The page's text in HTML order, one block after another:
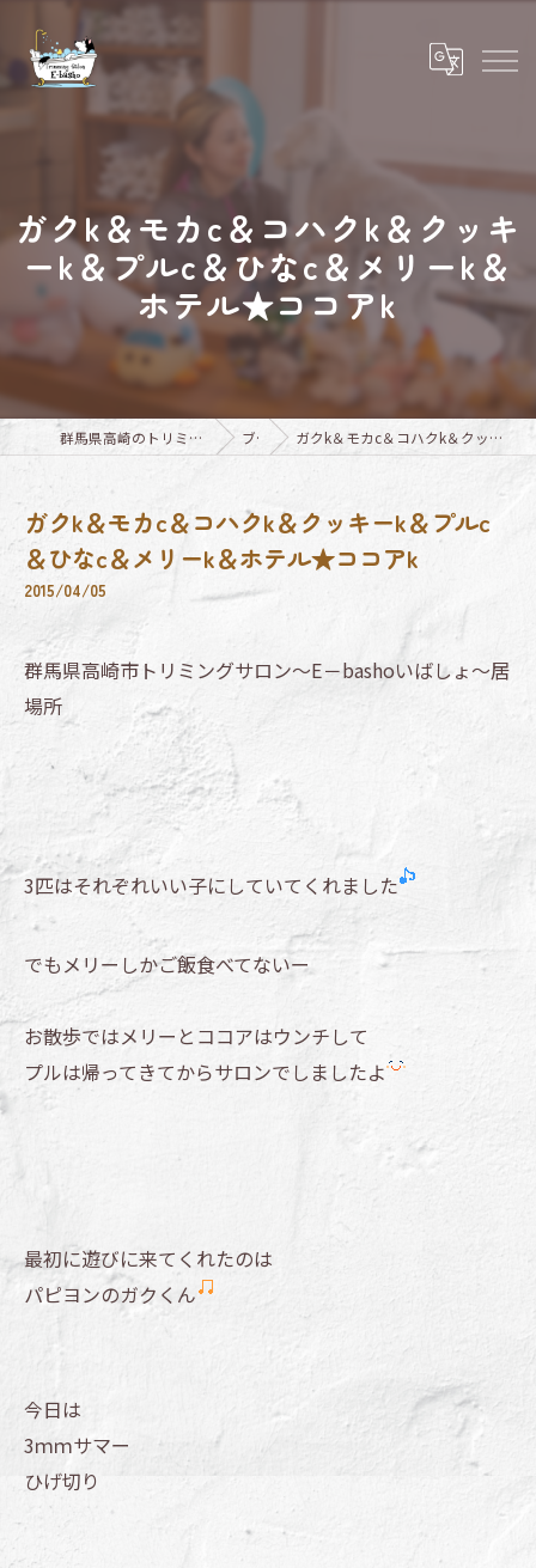
ガクk＆モカc＆コハクk＆クッキ
ーk＆プルc＆ひなc＆メリーk＆
ホテル★ココアk
群馬県高崎のトリミングならTrimming Salon E-basho ブログ ガクk＆モカc＆コハクk＆クッキーk＆プルc＆ひなc＆メリーk＆ホテル★ココアk
ガクk＆モカc＆コハクk＆クッキーk＆プルc
＆ひなc＆メリーk＆ホテル★ココアk
2015/04/05
群馬県高崎市トリミングサロン～E－bashoいばしょ～居
場所
3匹はそれぞれいい子にしていてくれました
でもメリーしかご飯食べてないー
お散歩ではメリーとココアはウンチして
プルは帰ってきてからサロンでしましたよ
最初に遊びに来てくれたのは
パピヨンのガクくん
今日は
3ｍｍサマー
ひげ切り